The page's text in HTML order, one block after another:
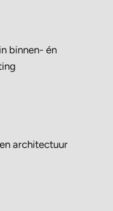
binnen- én
architectuur